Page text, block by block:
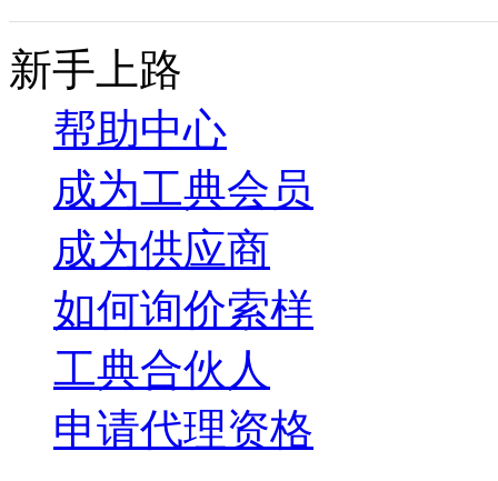
新手上路
帮助中心
成为工典会员
成为供应商
如何询价索样
工典合伙人
申请代理资格